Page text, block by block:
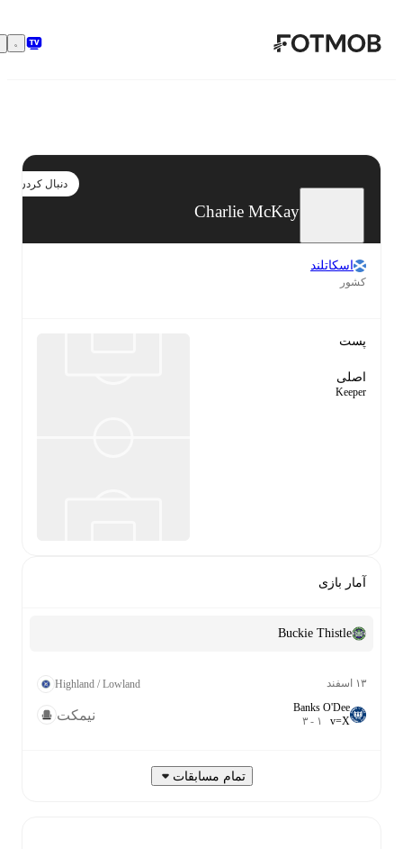
رفتن به محتوای اصلی
Charlie McKay
دنبال کردن
اسکاتلند
کشور
پست
اصلی
Keeper
آمار بازی
Buckie Thistle
Highland / Lowland
Banks O'Dee
v=X ۱- نیمکت
تمام مسابقات